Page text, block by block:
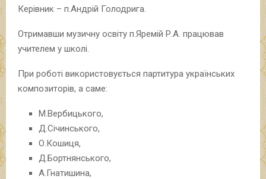
Керівник – п.Андрій Голодрига.
Отримавши музичну освіту п.Яремій Р.А. працював
учителем у школі.
При роботі використовується партитура українських
композиторів, а саме:
М.Вербицького,
Д.Січинського,
О.Кошиця,
Д.Бортнянського,
А.Гнатишина,